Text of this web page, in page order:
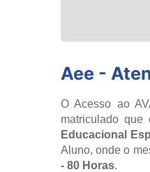
Aee -
O Acesso ao
matriculado que
Educacional
Aluno, onde o
- 80 Horas.